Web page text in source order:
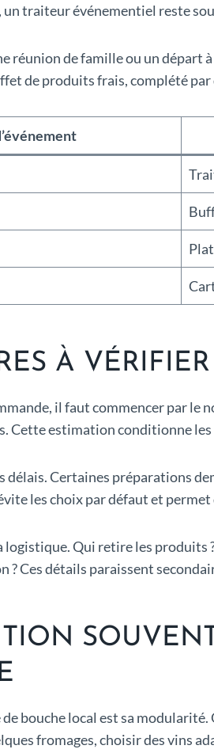
un traiteur événementiel reste
réunion de famille ou un
de produits frais, complété
À
il faut commencer par le
Cette estimation conditionne
délais. Certaines préparations
les choix par défaut et
Qui retire les produits
? Ces détails paraissent
de bouche local est sa
fromages, choisir des vins